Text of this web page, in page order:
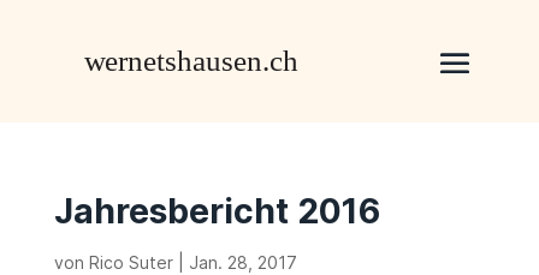
Jahresbericht 2016
von Rico Suter| Jan. 28, 2017